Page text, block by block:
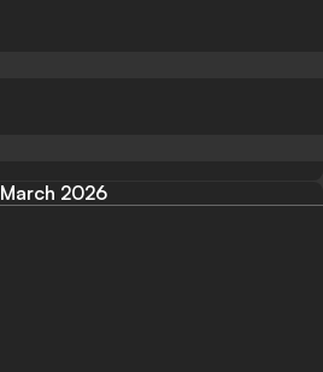
March 2026